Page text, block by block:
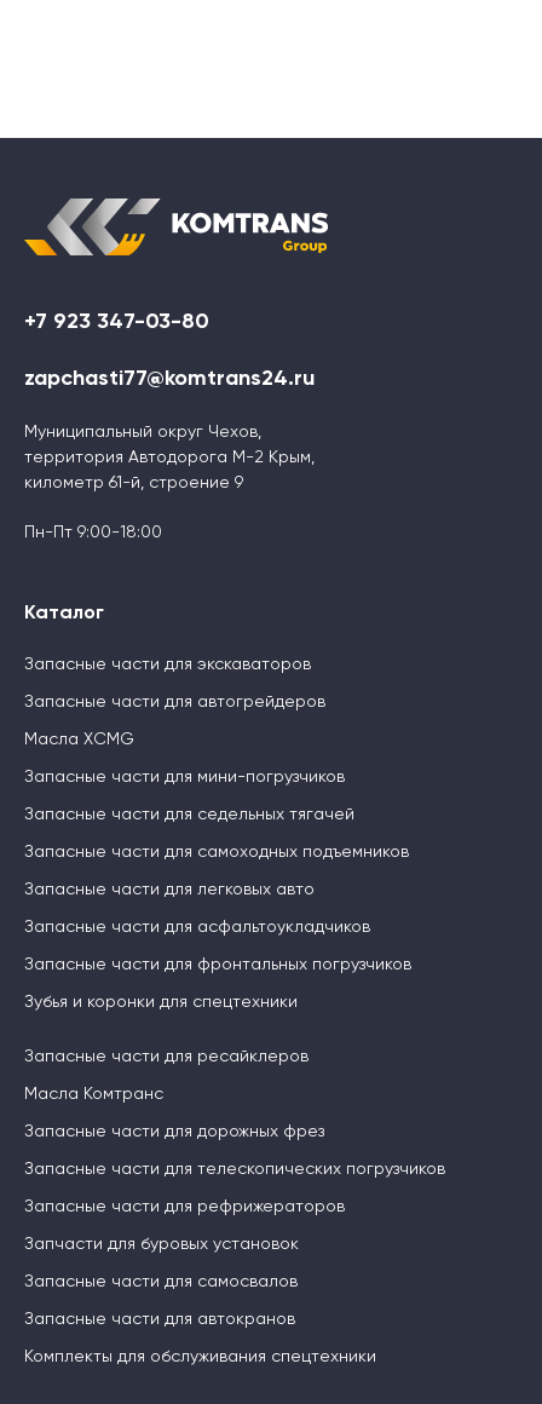
+7 923 347-03-80
zapchasti77@komtrans24.ru
Муниципальный округ Чехов,
территория Автодорога М-2 Крым,
километр 61-й, строение 9
Пн-Пт 9:00-18:00
Каталог
Запасные части для экскаваторов
Запасные части для автогрейдеров
Масла XCMG
Запасные части для мини-погрузчиков
Запасные части для седельных тягачей
Запасные части для самоходных подъемников
Запасные части для легковых авто
Запасные части для асфальтоукладчиков
Запасные части для фронтальных погрузчиков
Зубья и коронки для спецтехники
Запасные части для ресайклеров
Масла Комтранс
Запасные части для дорожных фрез
Запасные части для телескопических погрузчиков
Запасные части для рефрижераторов
Запчасти для буровых установок
Запасные части для самосвалов
Запасные части для автокранов
Комплекты для обслуживания спецтехники